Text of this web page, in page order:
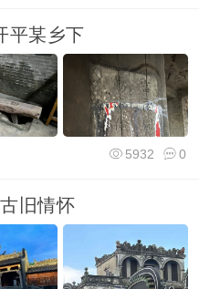
平某乡下
0
5932
旧情怀